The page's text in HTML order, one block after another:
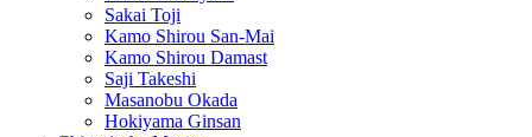
Sakai Toji
Kamo Shirou San-Mai
Kamo Shirou Damast
Saji Takeshi
Masanobu Okada
Hokiyama Ginsan